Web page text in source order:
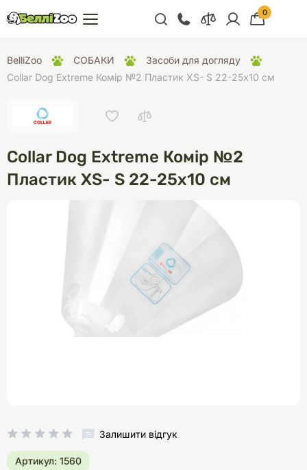
+38 (068) 300 91 91
Відділ продажу
+38 (099) 300 91 91
Відділ підтримки
+38 (068) 479 28
76
0
BelliZoo СОБАКИ
Засоби для догляду
Collar Dog Extreme Комір №2 Пластик XS- S 22-25х10 см
Collar Dog Extreme Комір №2
Пластик XS- S 22-25х10 см
Залишити відгук
Артикул: 1560